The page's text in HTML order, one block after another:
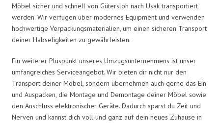
Möbel sicher und schnell von Gütersloh nach Usak transportiert
werden. Wir verfügen über modernes Equipment und verwenden
hochwertige Verpackungsmaterialien, um einen sicheren Transport
deiner Habseligkeiten zu gewährleisten.
Ein weiterer Pluspunkt unseres Umzugsunternehmens ist unser
umfangreiches Serviceangebot. Wir bieten dir nicht nur den
Transport deiner Möbel, sondern übernehmen auch gerne das Ein-
und Auspacken, die Montage und Demontage deiner Möbel sowie
den Anschluss elektronischer Geräte. Dadurch sparst du Zeit und
Nerven und kannst dich voll und ganz auf dein neues Zuhause in